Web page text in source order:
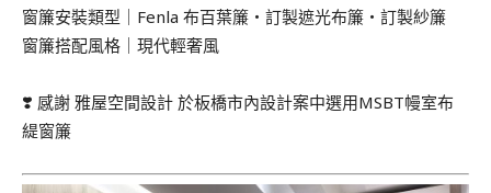
窗簾安裝類型｜ Fenla 布百葉簾・訂製遮光布簾・訂製紗簾
窗簾搭配風格｜現代輕奢風
❣️ 感謝 雅屋空間設計 於板橋市內設計案中選用MSBT幔室布
緹窗簾